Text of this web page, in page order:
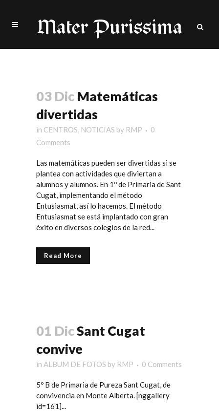
03 Dic Matemáticas
divertidas
in CENTROS, NOTICIAS by RMP
0
Comments
Las matemáticas pueden ser divertidas si se
plantea con actividades que diviertan a
alumnos y alumnos. En 1º de Primaria de Sant
Cugat, implementando el método
Entusiasmat, así lo hacemos. El método
Entusiasmat se está implantado con gran
éxito en diversos colegios de la red...
Read More
01 DicSant Cugat
convive
in ALBUM DE FOTOS by RMP 0 Comments
5º B de Primaria de Pureza Sant Cugat, de
convivencia en Monte Alberta. [nggallery
id=161]...